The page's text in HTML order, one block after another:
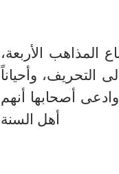
المذاهب الأربعة،
التحريف، وأحياناً
أصحابها أنهم
أهل السنة